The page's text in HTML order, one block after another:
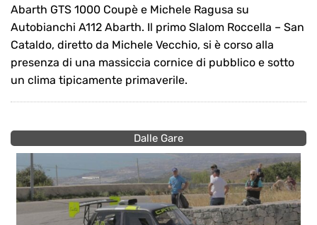
Abarth GTS 1000 Coupè e Michele Ragusa su
Autobianchi A112 Abarth. Il primo Slalom Roccella – San
Cataldo, diretto da Michele Vecchio, si è corso alla
presenza di una massiccia cornice di pubblico e sotto
un clima tipicamente primaverile.
Dalle Gare